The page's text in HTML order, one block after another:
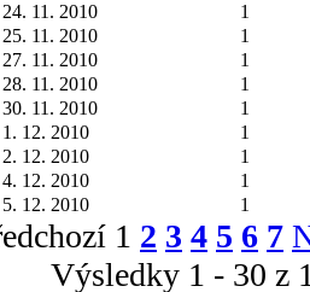
11. 2010
1
11. 2010
1
11. 2010
1
11. 2010
1
11. 2010
1
12. 2010
1
12. 2010
1
12. 2010
1
12. 2010 1
1 2 3 4 5 6 7
Výsledky 1 - 30 z